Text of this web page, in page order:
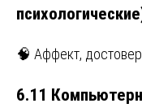
🧠 Аффект,
6.11